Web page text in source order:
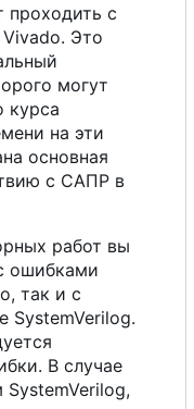
проходить с
Это
могут
курса
на эти
основная
с САПР в
работ вы
ошибками
так и с
SystemVerilog.
В случае
SystemVerilog,